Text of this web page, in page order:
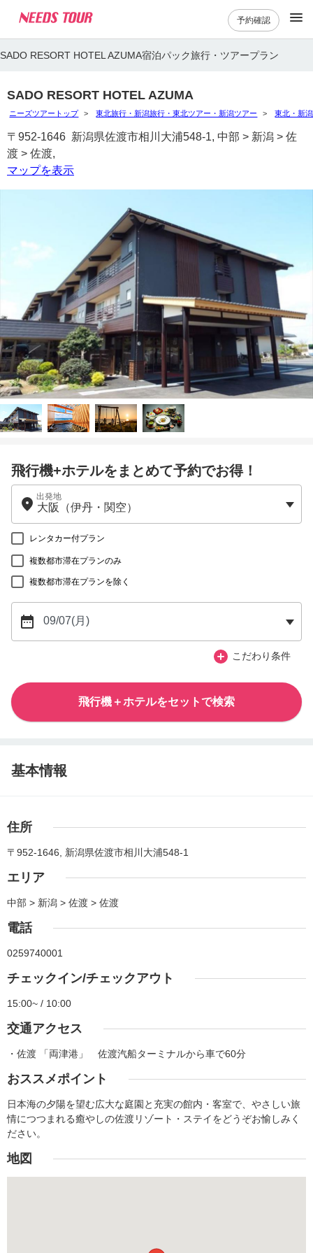
予約確認
SADO RESORT HOTEL AZUMA宿泊パック旅行・ツアープラン
SADO RESORT HOTEL AZUMA
ニーズツアートップ 東北旅行・新潟旅行・東北ツアー・新潟ツアー 東北・新
〒952-1646 新潟県佐渡市相川大浦548-1, 中部 > 新潟 > 佐
渡 > 佐渡,
マップを表示
飛行機+ホテルをまとめて予約でお得！
出発地
レンタカー付プラン
複数都市滞在プランのみ
複数都市滞在プランを除く
こだわり条件
飛行機＋ホテルをセットで検索
基本情報
住所
〒952-1646, 新潟県佐渡市相川大浦548-1
エリア
中部 > 新潟 > 佐渡 > 佐渡
電話
0259740001
チェックイン/チェックアウト
15:00~ / 10:00
交通アクセス
・佐渡 「両津港」 佐渡汽船ターミナルから車で60分
おススメポイント
日本海の夕陽を望む広大な庭園と充実の館内・客室で、やさしい旅
情につつまれる癒やしの佐渡リゾート・ステイをどうぞお愉しみく
ださい。
地図